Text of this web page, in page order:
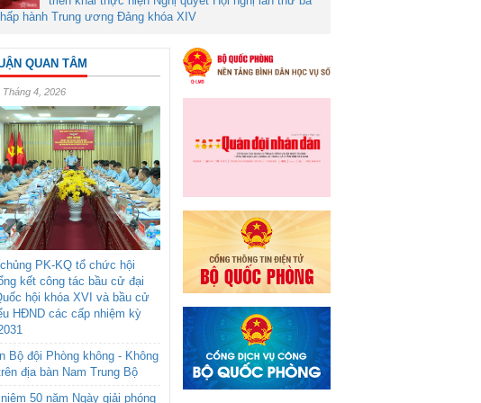
hành Trung ương Đảng khóa XIV
QUAN TÂM
Tháng 4, 2026
PK-KQ tổ chức hội
kết công tác bầu cử đại
hội khóa XVI và bầu cử
HĐND các cấp nhiệm kỳ
Bộ đội Phòng không - Không
địa bàn Nam Trung Bộ
50 năm Ngày giải phóng